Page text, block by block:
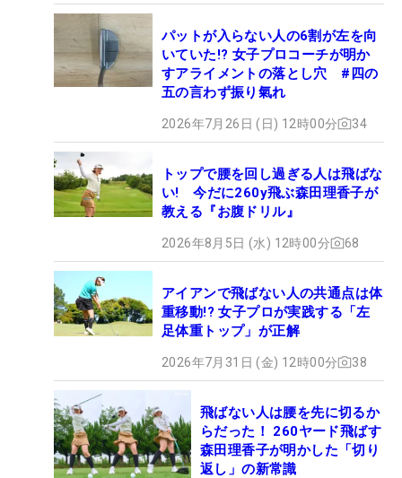
パットが入らない人の6割が左を向
いていた!? 女子プロコーチが明か
すアライメントの落とし穴 #四の
五の言わず振り氣れ
2026年7月26日 (日) 12時00分 34
トップで腰を回し過ぎる人は飛ばな
い! 今だに260y飛ぶ森田理香子が
教える『お腹ドリル』
2026年8月5日 (水) 12時00分 68
アイアンで飛ばない人の共通点は体
重移動!? 女子プロが実践する「左
足体重トップ」が正解
2026年7月31日 (金) 12時00分 38
飛ばない人は腰を先に切るか
らだった！ 260ヤード飛ばす
森田理香子が明かした「切り
返し」の新常識